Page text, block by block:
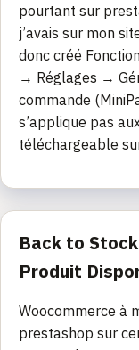
pourtant sur
j’avais sur mon
donc créé
→ Réglages →
commande
s’applique pas
téléchargeable
Back to
Produit
Woocommerce à
prestashop sur